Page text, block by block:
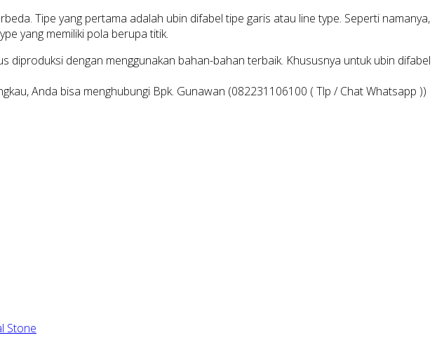
Tipe yang pertama adalah ubin difabel tipe garis atau line type. Seperti namanya,
yang memiliki pola berupa titik.
dengan menggunakan bahan-bahan terbaik. Khususnya untuk ubin difabel
Anda bisa menghubungi Bpk. Gunawan (082231106100 ( Tlp / Chat Whatsapp ))
Stone